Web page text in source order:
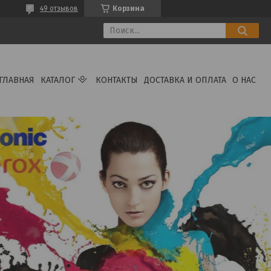
Корзина
49 отзывов
КАТАЛОГ КОНТАКТЫ ДОСТАВКА И ОПЛАТА О НАС